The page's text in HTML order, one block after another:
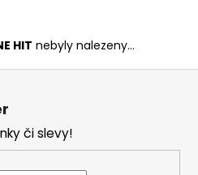
HIT nebyly nalezeny...
či slevy!